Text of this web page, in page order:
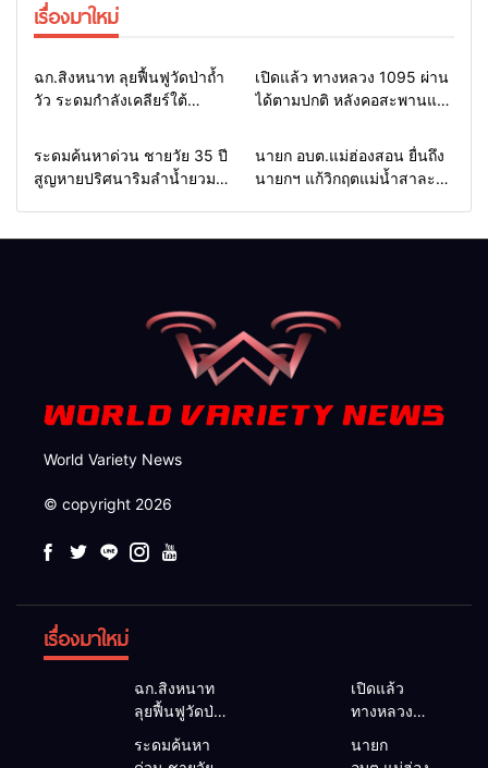
เรื่องมาใหม่
Home แวดวงทหาร
ฉก.สิงหนาท ลุยฟื้นฟูวัดป่าถ้ำ
วัว ระดมกำลังเคลียร์ใต้
ช่วยชาวบ้านฝ่าวิกฤตน้ำป่า
Home รอบรั้วทั่วไทย
เปิดแล้ว ทางหลวง 1095 ผ่าน
ได้ตามปกติ หลังคอสะพานแม่
แม่ฮ่องสอน สั่งเฝ้าระวัง 24
Home รอบรั้วทั่วไทย
ระดมค้นหาด่วน ชายวัย 35 ปี
สูญหายปริศนาริมลำน้ำยวม
Home รอบรั้วทั่วไทย
นายก อบต.แม่ฮ่องสอน ยื่นถึง
นายกฯ แก้วิกฤตแม่น้ำสาละ
World Variety News
© copyright 2026
เรื่องมาใหม่
ฉก.สิงหนาท
ลุยฟื้นฟูวัดป่า
ถ้ำวัว ระดม
กำลังเคลียร์
เปิดแล้ว
ทางหลวง
ตามปกติ หลัง
ระดมค้นหา
นายก